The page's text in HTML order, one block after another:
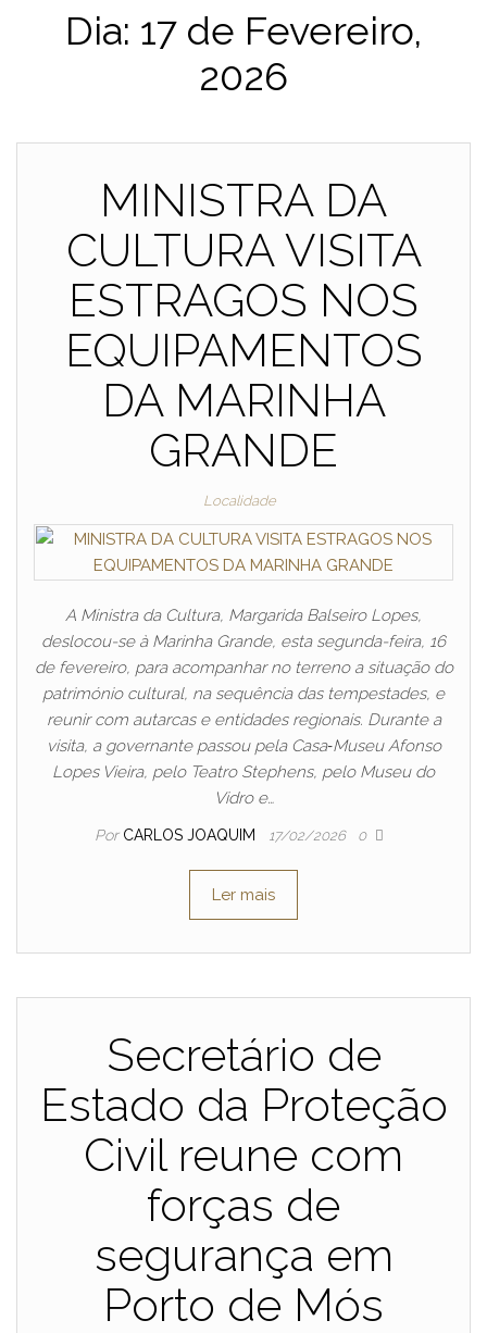
Dia: 17 de Fevereiro,
2026
MINISTRA DA
CULTURA VISITA
ESTRAGOS NOS
EQUIPAMENTOS
DA MARINHA
GRANDE
Localidade
A Ministra da Cultura, Margarida Balseiro Lopes,
deslocou-se à Marinha Grande, esta segunda-feira, 16
de fevereiro, para acompanhar no terreno a situação do
património cultural, na sequência das tempestades, e
reunir com autarcas e entidades regionais. Durante a
visita, a governante passou pela Casa‑Museu Afonso
Lopes Vieira, pelo Teatro Stephens, pelo Museu do
Vidro e…
Por CARLOS JOAQUIM 17/02/2026 0
Ler mais
Secretário de
Estado da Proteção
Civil reune com
forças de
segurança em
Porto de Mós